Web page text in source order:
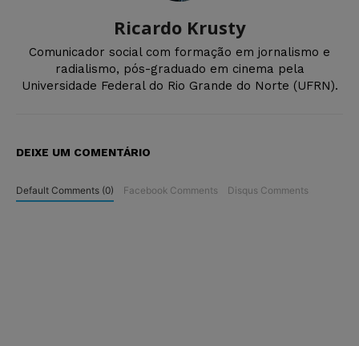
Ricardo Krusty
Comunicador social com formação em jornalismo e
radialismo, pós-graduado em cinema pela
Universidade Federal do Rio Grande do Norte (UFRN).
DEIXE UM COMENTÁRIO
Default Comments (0) Facebook Comments Disqus Comments